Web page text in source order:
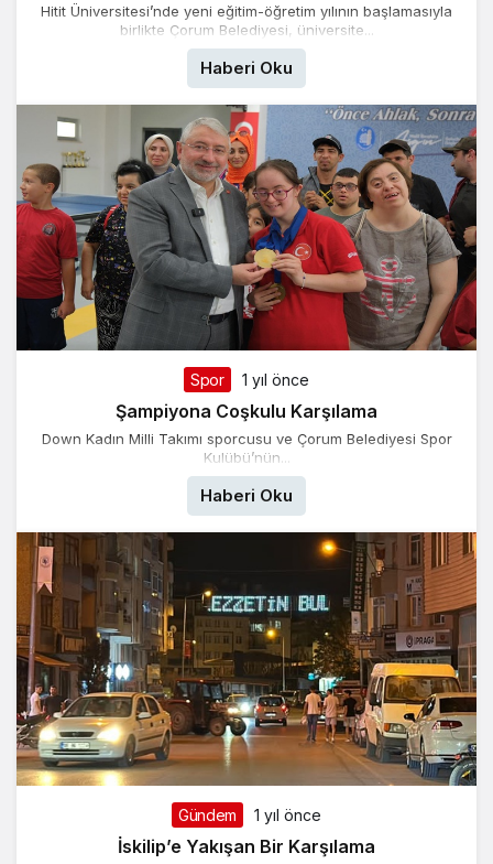
Hitit Üniversitesi’nde yeni eğitim-öğretim yılının başlamasıyla
birlikte Çorum Belediyesi, üniversite...
Haberi Oku
Spor 1 yıl önce
Şampiyona Coşkulu Karşılama
Down Kadın Milli Takımı sporcusu ve Çorum Belediyesi Spor
Kulübü’nün...
Haberi Oku
Gündem 1 yıl önce
İskilip’e Yakışan Bir Karşılama